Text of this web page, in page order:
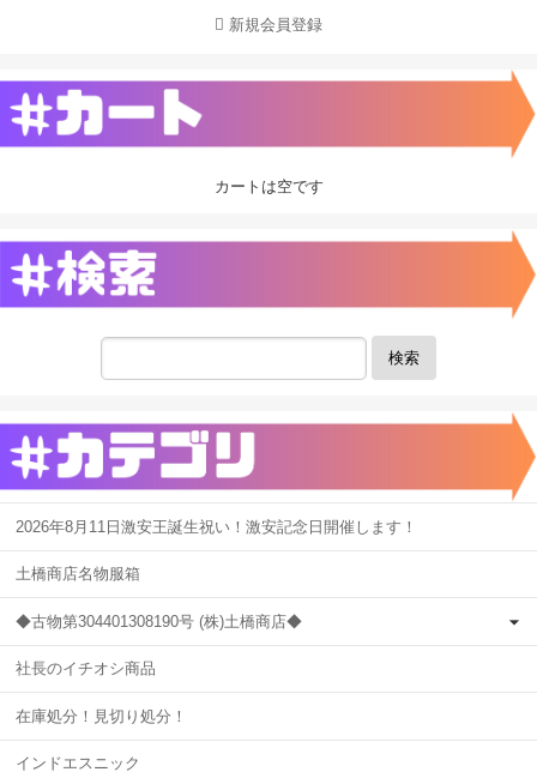
新規会員登録
カートは空です
検索
2026年8月11日激安王誕生祝い！激安記念日開催します！
土橋商店名物服箱
◆古物第304401308190号 (株)土橋商店◆
社長のイチオシ商品
在庫処分！見切り処分！
インドエスニック